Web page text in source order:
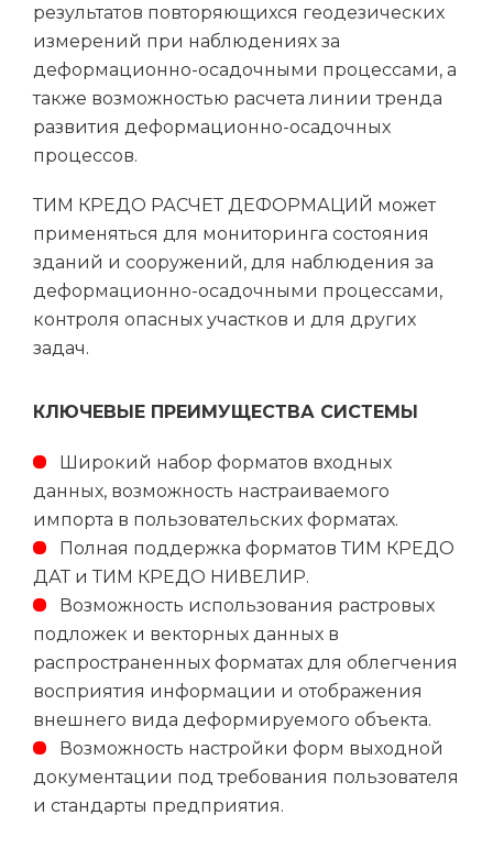
результатов повторяющихся геодезических
измерений при наблюдениях за
деформационно-осадочными процессами, а
также возможностью расчета линии тренда
развития деформационно-осадочных
процессов.
ТИМ КРЕДО РАСЧЕТ ДЕФОРМАЦИЙ может
применяться для мониторинга состояния
зданий и сооружений, для наблюдения за
деформационно-осадочными процессами,
контроля опасных участков и для других
задач.
КЛЮЧЕВЫЕ ПРЕИМУЩЕСТВА СИСТЕМЫ
Широкий набор форматов входных
данных, возможность настраиваемого
импорта в пользовательских форматах.
Полная поддержка форматов ТИМ КРЕДО
ДАТ и ТИМ КРЕДО НИВЕЛИР.
Возможность использования растровых
подложек и векторных данных в
распространенных форматах для облегчения
восприятия информации и отображения
внешнего вида деформируемого объекта.
Возможность настройки форм выходной
документации под требования пользователя
и стандарты предприятия.